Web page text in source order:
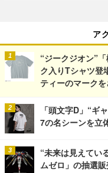
ア
“ジークジオン”
ク入りTシャツ登
ティーのマーク
「頭文字D」“ギ
7の名シーンを立
“未来は見えてい
ムゼロ」の抽選